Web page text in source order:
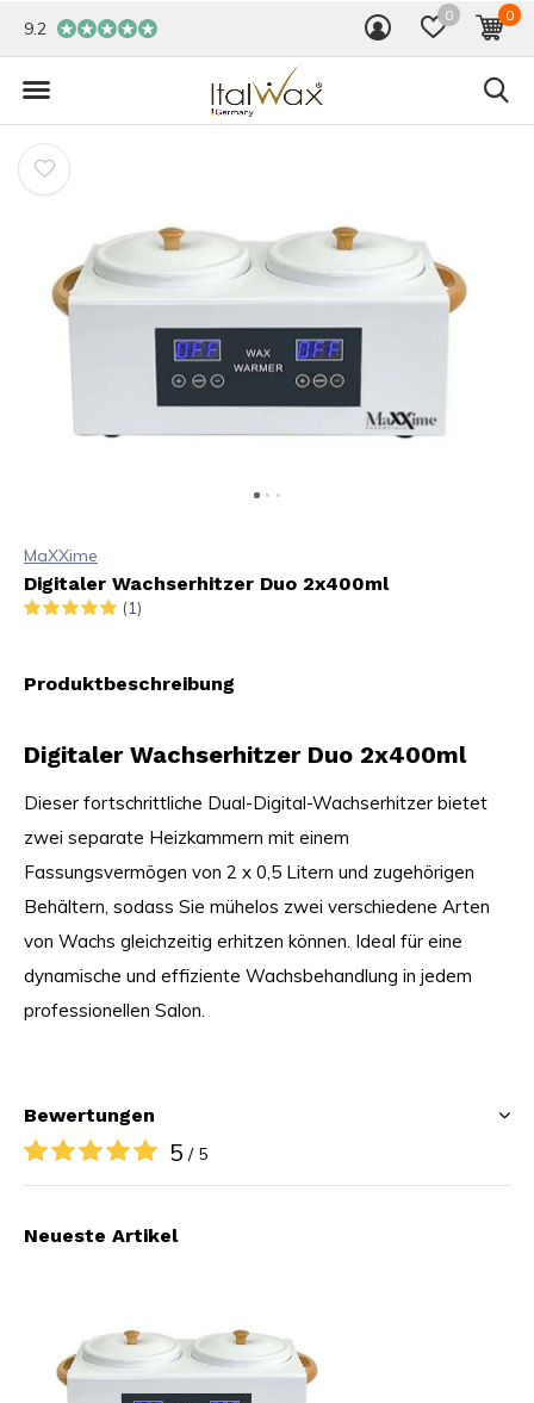
0 0
9.2
MaXXime
Digitaler Wachserhitzer Duo 2x400ml
(1)
Produktbeschreibung
Digitaler Wachserhitzer Duo 2x400ml
Dieser fortschrittliche Dual-Digital-Wachserhitzer bietet
zwei separate Heizkammern mit einem
Fassungsvermögen von 2 x 0,5 Litern und zugehörigen
Behältern, sodass Sie mühelos zwei verschiedene Arten
von Wachs gleichzeitig erhitzen können. Ideal für eine
dynamische und effiziente Wachsbehandlung in jedem
professionellen Salon.
Bewertungen
5 / 5
Neueste Artikel